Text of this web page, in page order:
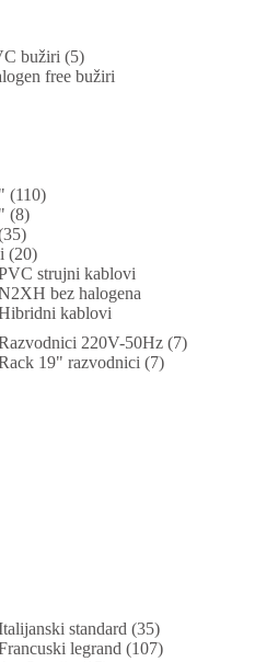
bužiri (5)
free bužiri
(110)
(8)
(20)
strujni kablovi
bez halogena
kablovi
220V-50Hz (7)
19" razvodnici (7)
standard (35)
legrand (107)